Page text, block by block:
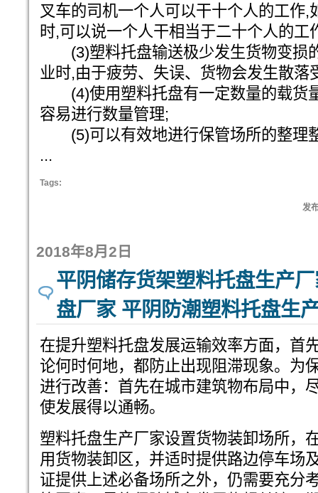
叉车的司机一个人可以干十个人的工作,
时,可以说一个人干相当于二十个人的工
(3)塑料托盘输送极少发生货物变损
业时,由于疲劳、失误、货物会发生散落
(4)使用塑料托盘有一定数量的载货
容易进行数量管理;
(5)可以有效地进行保管场所的整理
...
Tags:
发
2018年8月2日
平阴储存货架塑料托盘生产
盘厂家 平阴防潮塑料托盘生
在提升塑料托盘发展运输效率方面，首
论何时何地，都防止出现阻滞现象。为
进行改善：首先在城市建筑物布局中，
使发展得以通畅。
塑料托盘生产厂家设置货物装卸场所，
用货物装卸区，并适时提供路边停车场
证提供上述必备场所之外，仍需要充分